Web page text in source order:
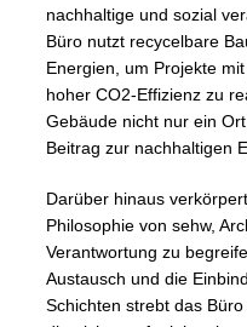
nachhaltige und sozial
Büro nutzt recycelbare
Energien, um Projekte
hoher CO2-Effizienz zu
Gebäude nicht nur ein
Beitrag zur nachhaltigen
Darüber hinaus
Philosophie von sehw,
Verantwortung zu
Austausch und die
Schichten strebt das